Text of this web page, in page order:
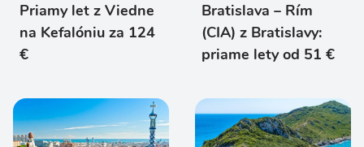
Priamy let z Viedne
na Kefalóniu za 124
€
Bratislava – Rím
(CIA) z Bratislavy:
priame lety od 51 €